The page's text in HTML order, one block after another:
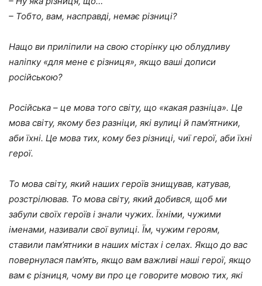
– Тобто, вам, насправді, немає різниці?
Нащо ви приліпили на свою сторінку цю облудливу
наліпку «для мене є різниця», якщо ваші дописи
російською?
Російська – це мова того світу, що «какая разніца». Це
мова світу, якому без разніци, які вулиці й пам’ятники,
аби їхні. Це мова тих, кому без різниці, чиї герої, аби їхні
герої.
То мова світу, який наших героїв знищував, катував,
розстрілював. То мова світу, який добився, щоб ми
забули своїх героїв і знали чужих. Їхніми, чужими
іменами, називали свої вулиці. Їм, чужим героям,
ставили пам’ятники в наших містах і селах. Якщо до вас
повернулася пам’ять, якщо вам важливі наші герої, якщо
вам є різниця, чому ви про це говорите мовою тих, які